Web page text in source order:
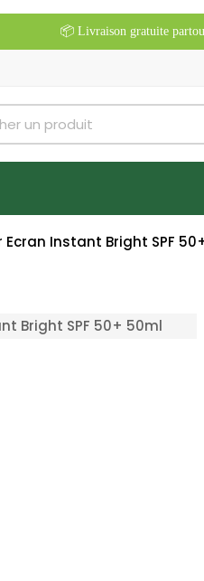
📦 Livraison gratuite
Ecran Instant Bright SPF